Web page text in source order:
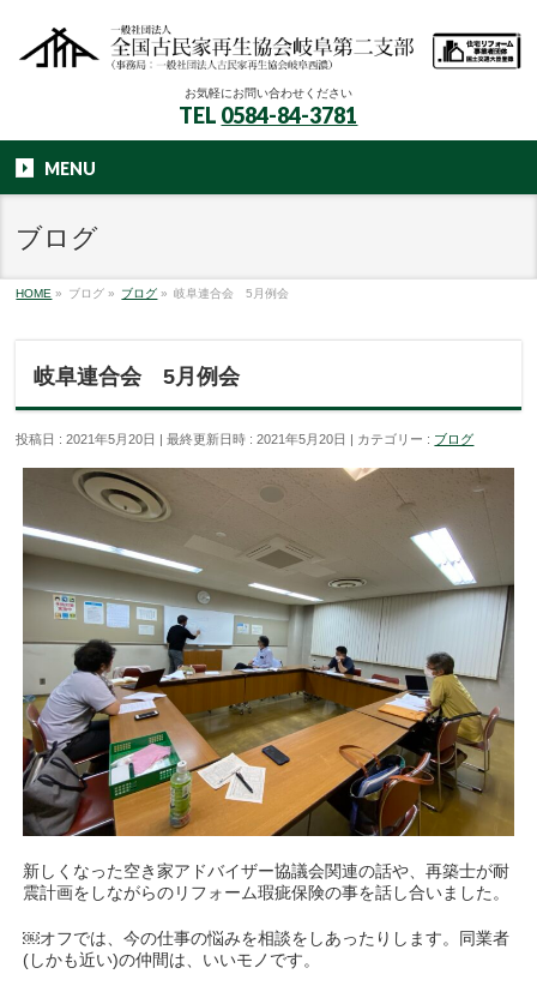
お気軽にお問い合わせください
TEL 0584-84-3781
MENU
ブログ
HOME » ブログ » ブログ » 岐阜連合会 5月例会
岐阜連合会 5月例会
投稿日 : 2021年5月20日 最終更新日時 : 2021年5月20日 カテゴリー : ブログ
新しくなった空き家アドバイザー協議会関連の話や、再築士が耐
震計画をしながらのリフォーム瑕疵保険の事を話し合いました。
￼オフでは、今の仕事の悩みを相談をしあったりします。同業者
(しかも近い)の仲間は、いいモノです。